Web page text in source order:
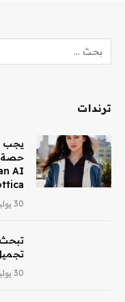
ترندات
30 يوليو، 2026
30 يوليو، 2026